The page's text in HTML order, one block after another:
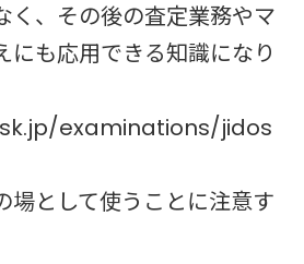
く、その後の査定業務やマ
にも応用できる知識になり
examinations/jidos
場として使うことに注意す